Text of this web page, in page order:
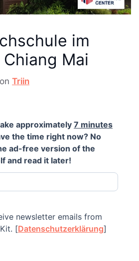
im
Mai
Triin
approximately 7 minutes
the time right now? No
ad-free version of the
and read it later!
newsletter emails from
[Datenschutzerklärung]